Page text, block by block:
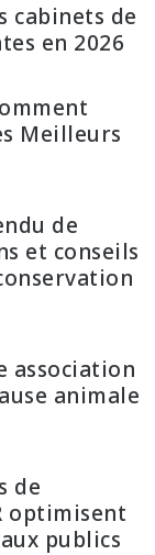
cabinets de
en 2026
Meilleurs
de
et conseils
association
animale
de
optimisent
publics